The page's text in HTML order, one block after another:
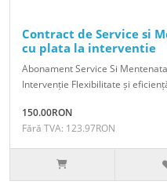
Contract de Service si
cu plata la interventie
Abonament Service Si
Intervenție Flexibilitate și
150.00RON
Fără TVA: 123.97RON